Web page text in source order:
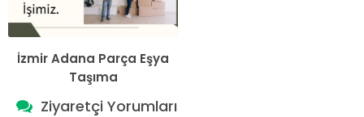
İzmir Adana Parça Eşya
Taşıma
Ziyaretçi Yorumları